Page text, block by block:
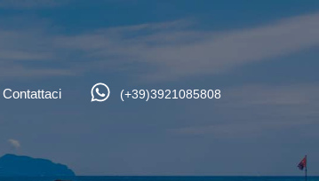
Contattaci (+39)3921085808